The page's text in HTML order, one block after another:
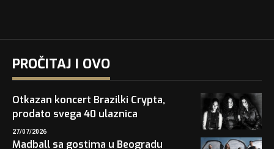
PROČITAJ I OVO
Otkazan koncert Brazilki Crypta,
prodato svega 40 ulaznica
27/07/2026
Madball sa gostima u Beogradu